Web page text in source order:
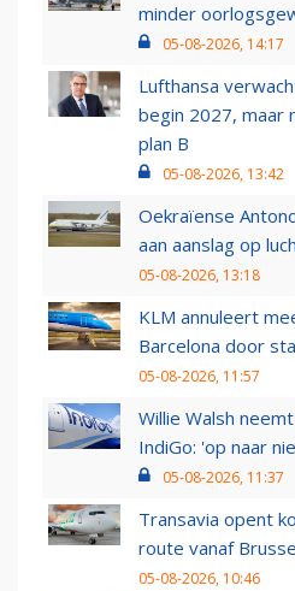
minder
05-08-2026, 14:17
Lufthansa
begin 2027, maar
plan B
05-08-2026, 13:42
Oekraïense
aan aanslag op
05-08-2026, 13:18
KLM annuleert
Barcelona door
05-08-2026, 11:57
Willie Walsh
IndiGo: 'op naar
05-08-2026, 11:37
Transavia opent
route vanaf
05-08-2026, 10:46